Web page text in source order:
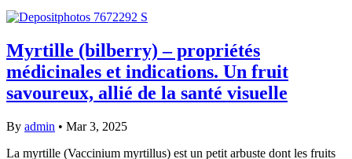
Myrtille (bilberry) – propriétés
médicinales et indications. Un fruit
savoureux, allié de la santé visuelle
By admin • Mar 3, 2025
La myrtille (Vaccinium myrtillus) est un petit arbuste dont les fruits